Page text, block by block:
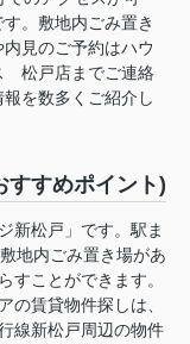
。敷地内ごみ置き
見のご予約はハウ
松戸店までご連絡
を数多くご紹介し
すすめポイント)
新松戸」です。駅ま
地内ごみ置き場があ
すことができます。
の賃貸物件探しは、
線新松戸周辺の物件